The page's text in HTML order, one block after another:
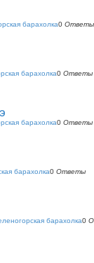
барахолка0 Ответы
барахолка0 Ответы
барахолка0 Ответы
барахолка0 Ответы
барахолка0